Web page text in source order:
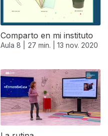
Comparto en mi instituto
Aula 8 | 27 min. | 13 nov. 2020